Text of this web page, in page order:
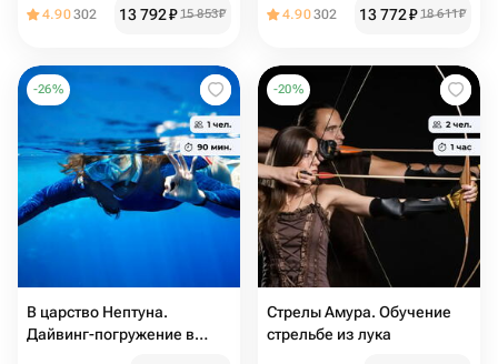
4.90302 13 792₽ 15 853₽ 4.90302 13 772₽ 18 611₽
-26%
В царство Нептуна.
Дайвинг-погружение в
-20%
Стрелы Амура. Обучение
стрельбе из лука